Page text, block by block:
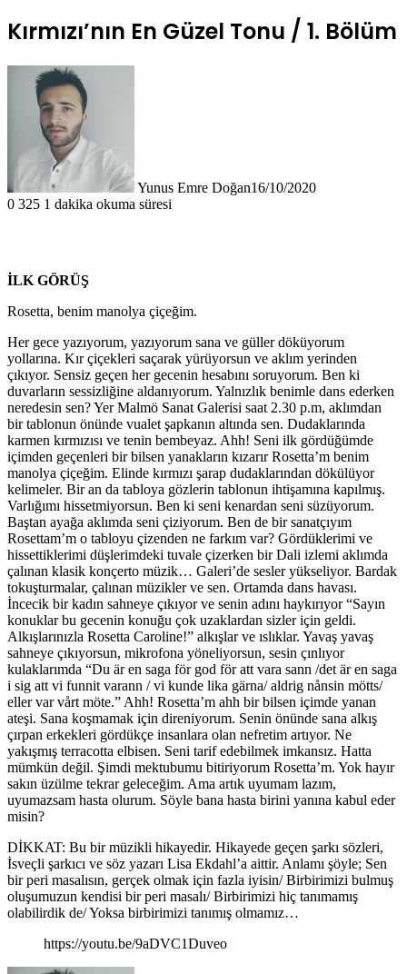
Kırmızı’nın En Güzel Tonu / 1. Bölüm
Yunus Emre Doğan16/10/2020
0 325 1 dakika okuma süresi
İLK GÖRÜŞ
Rosetta, benim manolya çiçeğim.
Her gece yazıyorum, yazıyorum sana ve güller döküyorum
yollarına. Kır çiçekleri saçarak yürüyorsun ve aklım yerinden
çıkıyor. Sensiz geçen her gecenin hesabını soruyorum. Ben ki
duvarların sessizliğine aldanıyorum. Yalnızlık benimle dans ederken
neredesin sen? Yer Malmö Sanat Galerisi saat 2.30 p.m, aklımdan
bir tablonun önünde vualet şapkanın altında sen. Dudaklarında
karmen kırmızısı ve tenin bembeyaz. Ahh! Seni ilk gördüğümde
içimden geçenleri bir bilsen yanakların kızarır Rosetta’m benim
manolya çiçeğim. Elinde kırmızı şarap dudaklarından dökülüyor
kelimeler. Bir an da tabloya gözlerin tablonun ihtişamına kapılmış.
Varlığımı hissetmiyorsun. Ben ki seni kenardan seni süzüyorum.
Baştan ayağa aklımda seni çiziyorum. Ben de bir sanatçıyım
Rosettam’m o tabloyu çizenden ne farkım var? Gördüklerimi ve
hissettiklerimi düşlerimdeki tuvale çizerken bir Dali izlemi aklımda
çalınan klasik konçerto müzik… Galeri’de sesler yükseliyor. Bardak
tokuşturmalar, çalınan müzikler ve sen. Ortamda dans havası.
İncecik bir kadın sahneye çıkıyor ve senin adını haykırıyor “Sayın
konuklar bu gecenin konuğu çok uzaklardan sizler için geldi.
Alkışlarınızla Rosetta Caroline!” alkışlar ve ıslıklar. Yavaş yavaş
sahneye çıkıyorsun, mikrofona yöneliyorsun, sesin çınlıyor
kulaklarımda “Du är en saga för god för att vara sann /det är en saga
i sig att vi funnit varann / vi kunde lika gärna/ aldrig nånsin mötts/
eller var vårt möte.” Ahh! Rosetta’m ahh bir bilsen içimde yanan
ateşi. Sana koşmamak için direniyorum. Senin önünde sana alkış
çırpan erkekleri gördükçe insanlara olan nefretim artıyor. Ne
yakışmış terracotta elbisen. Seni tarif edebilmek imkansız. Hatta
mümkün değil. Şimdi mektubumu bitiriyorum Rosetta’m. Yok hayır
sakın üzülme tekrar geleceğim. Ama artık uyumam lazım,
uyumazsam hasta olurum. Söyle bana hasta birini yanına kabul eder
misin?
DİKKAT: Bu bir müzikli hikayedir. Hikayede geçen şarkı sözleri,
İsveçli şarkıcı ve söz yazarı Lisa Ekdahl’a aittir. Anlamı şöyle; Sen
bir peri masalısın, gerçek olmak için fazla iyisin/ Birbirimizi bulmuş
oluşumuzun kendisi bir peri masalı/ Birbirimizi hiç tanımamış
olabilirdik de/ Yoksa birbirimizi tanımış olmamız…
https://youtu.be/9aDVC1Duveo